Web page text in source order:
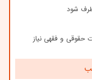
شود
حقوقی و فقهی نیاز